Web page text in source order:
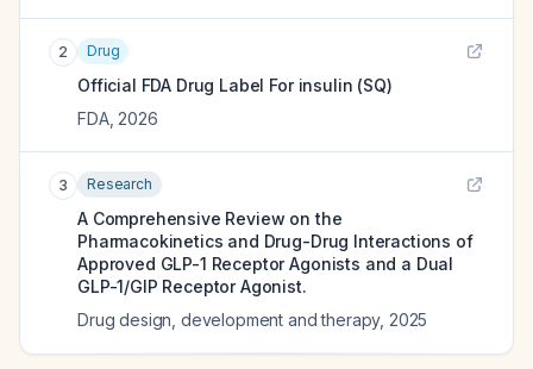
2 Drug
Official FDA Drug Label For insulin (SQ)
FDA, 2026
3 Research
A Comprehensive Review on the
Pharmacokinetics and Drug-Drug Interactions of
Approved GLP-1 Receptor Agonists and a Dual
GLP-1/GIP Receptor Agonist.
Drug design, development and therapy, 2025